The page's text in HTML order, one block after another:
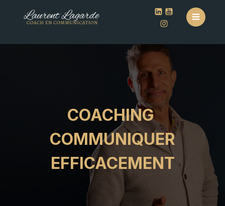
COACHING
COMMUNIQUER
EFFICACEMENT